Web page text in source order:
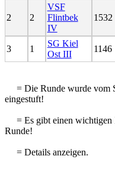
2 2
VSF
Flintbek
IV
1532
3 1
SG Kiel
Ost III
1146
= Die Runde wurde vom
eingestuft!
= Es gibt einen wichtigen
Runde!
= Details anzeigen.